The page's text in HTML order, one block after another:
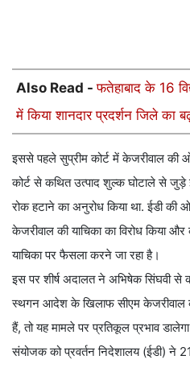
Also Read -फतेहाबाद के 16
में किया शानदार प्रदर्शन जिले का
इससे पहले सुप्रीम कोर्ट में केजरीवाल की
कोर्ट से कथित उत्पाद शुल्क घोटाले से
रोक हटाने का अनुरोध किया था. ईडी
केजरीवाल की याचिका का विरोध किया
याचिका पर फैसला करने जा रहा है।
इस पर शीर्ष अदालत ने अभिषेक सिंघवी से
स्थगन आदेश के खिलाफ सीएम केजरीवाल
हैं, तो यह मामले पर प्रतिकूल प्रभाव
संयोजक को प्रवर्तन निदेशालय (ईडी) ने 21